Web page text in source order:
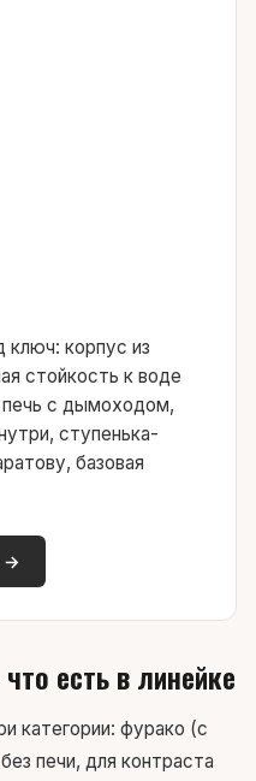
ключ: корпус из
стойкость к воде
печь с дымоходом,
ступенька-
базовая
→
есть в линейке
категории: фурако (с
печи, для контраста